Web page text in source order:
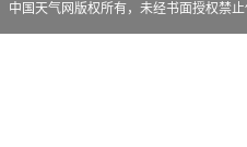
中国天气网版权所有，未经书面授权